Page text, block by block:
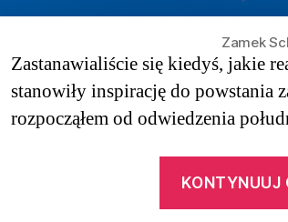
Zamek
Zastanawialiście się kiedyś, jakie
stanowiły inspirację do powstania
rozpocząłem od odwiedzenia
KONTYNUUJ